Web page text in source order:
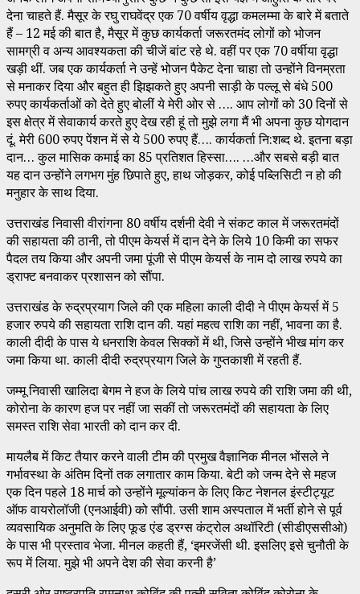
देना चाहते हैं. मैसूर के रघु राघवेंद्र एक 70 वर्षीय वृद्धा कमलम्मा के बारे में बताते
हैं – 12 मई की बात है, मैसूर में कुछ कार्यकर्ता जरूरतमंद लोगों को भोजन
सामग्री व अन्य आवश्यकता की चीजें बांट रहे थे. वहीं पर एक 70 वर्षीया वृद्धा
खड़ी थीं. जब एक कार्यकर्ता ने उन्हें भोजन पैकेट देना चाहा तो उन्होंने विनम्रता
से मनाकर दिया और बहुत ही झिझकते हुए अपनी साड़ी के पल्लू से बंधे 500
रुपए कार्यकर्ताओं को देते हुए बोलीं ये मेरी ओर से …. आप लोगों को 30 दिनों से
इस क्षेत्र में सेवाकार्य करते हुए देख रही हूं तो मुझे लगा मैं भी अपना कुछ योगदान
दूं. मेरी 600 रुपए पेंशन में से ये 500 रुपए हैं…. कार्यकर्ता नि:शब्द थे. इतना बड़ा
दान… कुल मासिक कमाई का 85 प्रतिशत हिस्सा…. …और सबसे बड़ी बात
यह दान उन्होंने लगभग मुंह छिपाते हुए, हाथ जोड़कर, कोई पब्लिसिटी न हो की
मनुहार के साथ दिया.
उत्तराखंड निवासी वीरांगना 80 वर्षीय दर्शनी देवी ने संकट काल में जरूरतमंदों
की सहायता की ठानी, तो पीएम केयर्स में दान देने के लिये 10 किमी का सफर
पैदल तय किया और अपनी जमा पूंजी से पीएम केयर्स के नाम दो लाख रुपये का
ड्राफ्ट बनवाकर प्रशासन को सौंपा.
उत्तराखंड के रुद्रप्रयाग जिले की एक महिला काली दीदी ने पीएम केयर्स में 5
हजार रुपये की सहायता राशि दान की. यहां महत्व राशि का नहीं, भावना का है.
काली दीदी के पास ये धनराशि केवल सिक्कों में थी, जिसे उन्होंने भीख मांग कर
जमा किया था. काली दीदी रुद्रप्रयाग जिले के गुप्तकाशी में रहती हैं.
जम्मू निवासी खालिदा बेगम ने हज के लिये पांच लाख रुपये की राशि जमा की थी,
कोरोना के कारण हज पर नहीं जा सकीं तो जरूरतमंदों की सहायता के लिए
समस्त राशि सेवा भारती को दान कर दी.
मायलैब में किट तैयार करने वाली टीम की प्रमुख वैज्ञानिक मीनल भोंसले ने
गर्भावस्था के अंतिम दिनों तक लगातार काम किया. बेटी को जन्म देने से महज
एक दिन पहले 18 मार्च को उन्होंने मूल्यांकन के लिए किट नेशनल इंस्टीट्यूट
ऑफ वायरोलॉजी (एनआईवी) को सौंपी. उसी शाम अस्पताल में भर्ती होने से पूर्व
व्यवसायिक अनुमति के लिए फूड एंड ड्रग्स कंट्रोल अथॉरिटी (सीडीएससीओ)
के पास भी प्रस्ताव भेजा. मीनल कहती हैं, ‘इमरजेंसी थी. इसलिए इसे चुनौती के
रूप में लिया. मुझे भी अपने देश की सेवा करनी है’